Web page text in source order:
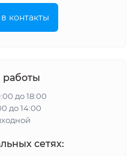
контакты
до 18:00
до 14:00
сетях: